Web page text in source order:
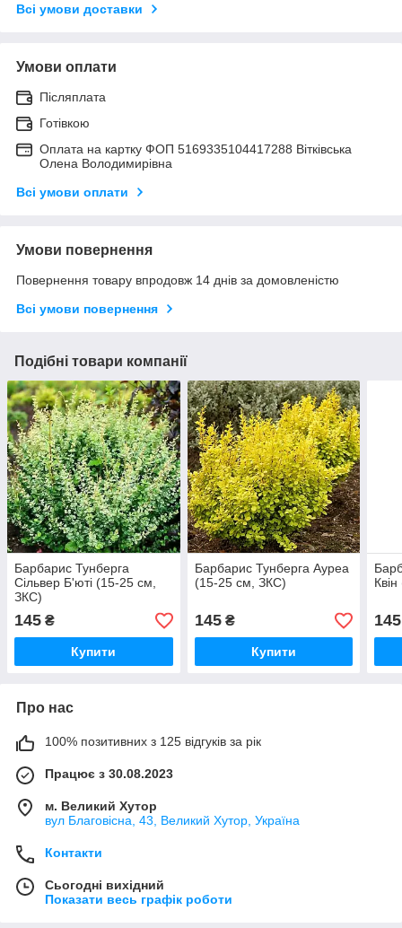
Всі умови доставки
Умови оплати
Післяплата
Готівкою
Оплата на картку ФОП 5169335104417288 Вітківська
Олена Володимирівна
Всі умови оплати
Умови повернення
Повернення товару впродовж 14 днів за домовленістю
Всі умови повернення
Подібні товари компанії
Барбарис Тунберга
Сільвер Б'юті (15-25 см,
ЗКС)
145 ₴
Купити
Барбарис Тунберга Ауреа
(15-25 см, ЗКС)
145₴
Купити
145
Про нас
100% позитивних з 125 відгуків за рік
Працює з 30.08.2023
м. Великий Хутор
вул Благовісна, 43, Великий Хутор, Україна
Контакти
Сьогодні вихідний
Показати весь графік роботи